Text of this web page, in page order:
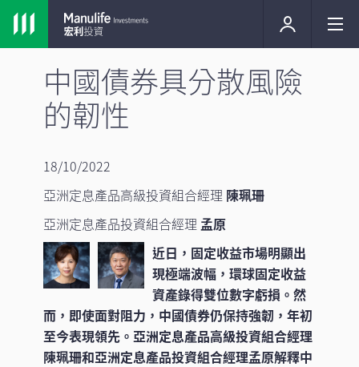
中國債券具分散風險
的韌性
18/10/2022
亞洲定息產品高級投資組合經理 陳珮珊
亞洲定息產品投資組合經理 孟原
近日，固定收益市場明顯出
現極端波幅，環球固定收益
資產錄得雙位數字虧損。然
而，即使面對阻力，中國債券仍保持強韌，年初
至今表現領先。亞洲定息產品高級投資組合經理
陳珮珊和亞洲定息產品投資組合經理孟原解釋中